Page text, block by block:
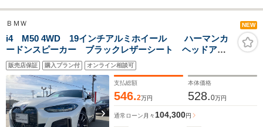
ＢＭＷ NEW
i4 M50 4WD 19インチアルミホイール ハーマンカ
ードンスピーカー ブラックレザーシート ヘッドアッ
プディスプレイ アクティブクルーズコントロール 全
周囲カメラ 地デジチューナー アップルカープレイ
販売店保証 購入プラン付 オンライン相談可
支払総額
546.2万円
本体価格
528.0万円
通常ローン 月々 104,300円